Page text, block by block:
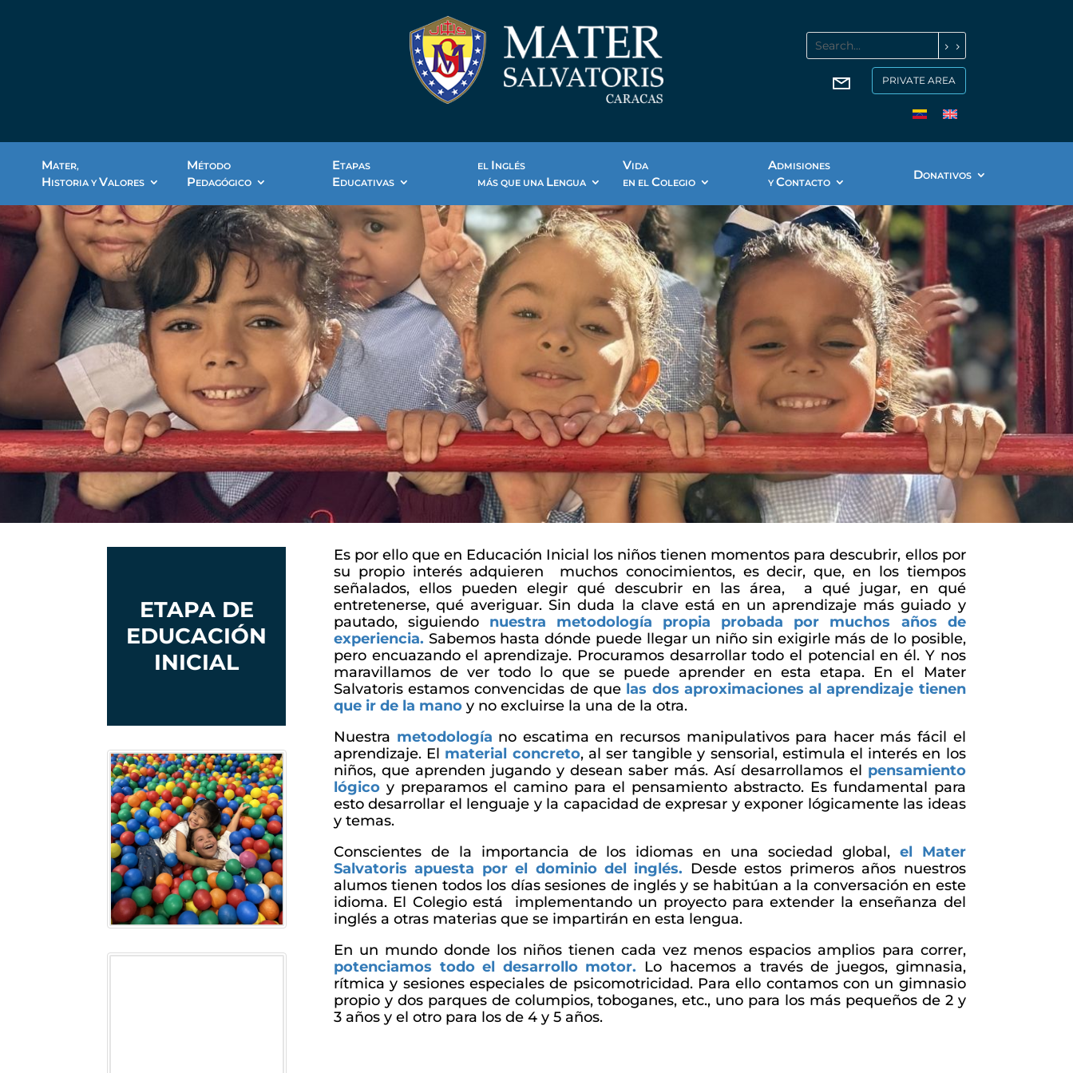
PRIVATE AREA
MATER,
HISTORIA Y VALORES
MÉTODO
PEDAGÓGICO
ETAPAS
EDUCATIVAS
EL INGLÉS
MÁS QUE UNA LENGUA
VIDA
EN EL COLEGIO
ADMISIONES
Y CONTACTO
DONATIVOS
ETAPA DE
EDUCACIÓN
INICIAL
Es por ello que en Educación Inicial los niños tienen momentos para descubrir, ellos por
su propio interés adquieren muchos conocimientos, es decir, que, en los tiempos
señalados, ellos pueden elegir qué descubrir en las área, a qué jugar, en qué
entretenerse, qué averiguar. Sin duda la clave está en un aprendizaje más guiado y
pautado, siguiendo nuestra metodología propia probada por muchos años de
experiencia. Sabemos hasta dónde puede llegar un niño sin exigirle más de lo posible,
pero encuazando el aprendizaje. Procuramos desarrollar todo el potencial en él. Y nos
maravillamos de ver todo lo que se puede aprender en esta etapa. En el Mater
Salvatoris estamos convencidas de que las dos aproximaciones al aprendizaje tienen
que ir de la mano y no excluirse la una de la otra.
Nuestra metodología no escatima en recursos manipulativos para hacer más fácil el
aprendizaje. El material concreto,al ser tangible y sensorial, estimula el interés en los
niños, que aprenden jugando y desean saber más. Así desarrollamos el pensamiento
lógico y preparamos el camino para el pensamiento abstracto. Es fundamental para
esto desarrollar el lenguaje y la capacidad de expresar y exponer lógicamente las ideas
y temas.
Conscientes de la importancia de los idiomas en una sociedad global, el Mater
Salvatoris apuesta por el dominio del inglés. Desde estos primeros años nuestros
alumos tienen todos los días sesiones de inglés y se habitúan a la conversación en este
idioma. El Colegio está implementando un proyecto para extender la enseñanza del
inglés a otras materias que se impartirán en esta lengua.
En un mundo donde los niños tienen cada vez menos espacios amplios para correr,
potenciamos todo el desarrollo motor. Lo hacemos a través de juegos, gimnasia,
rítmica y sesiones especiales de psicomotricidad. Para ello contamos con un gimnasio
propio y dos parques de columpios, toboganes, etc., uno para los más pequeños de 2 y
3 años y el otro para los de 4 y 5 años.